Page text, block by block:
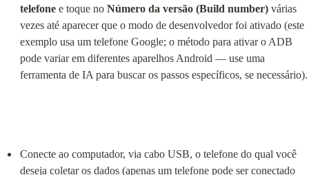
telefone e toque no Número da versão (Build number) várias
vezes até aparecer que o modo de desenvolvedor foi ativado (este
exemplo usa um telefone Google; o método para ativar o ADB
pode variar em diferentes aparelhos Android — use uma
ferramenta de IA para buscar os passos específicos, se necessário).
Conecte ao computador, via cabo USB, o telefone do qual você
deseja coletar os dados (apenas um telefone pode ser conectado